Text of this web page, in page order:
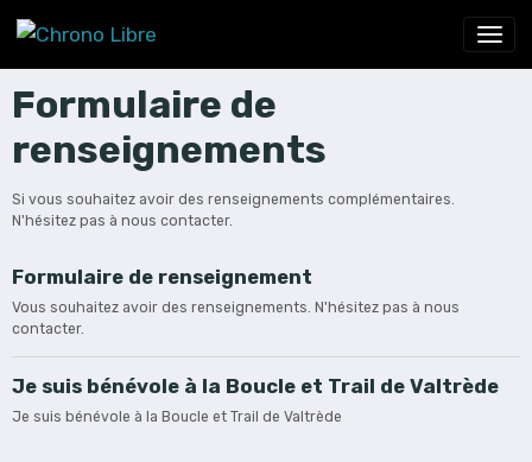
Formulaire de
renseignements
Si vous souhaitez avoir des renseignements complémentaires.
N'hésitez pas à nous contacter.
Formulaire de renseignement
Vous souhaitez avoir des renseignements. N'hésitez pas à nous
contacter.
Je suis bénévole à la Boucle et Trail de Valtrède
Je suis bénévole à la Boucle et Trail de Valtrède